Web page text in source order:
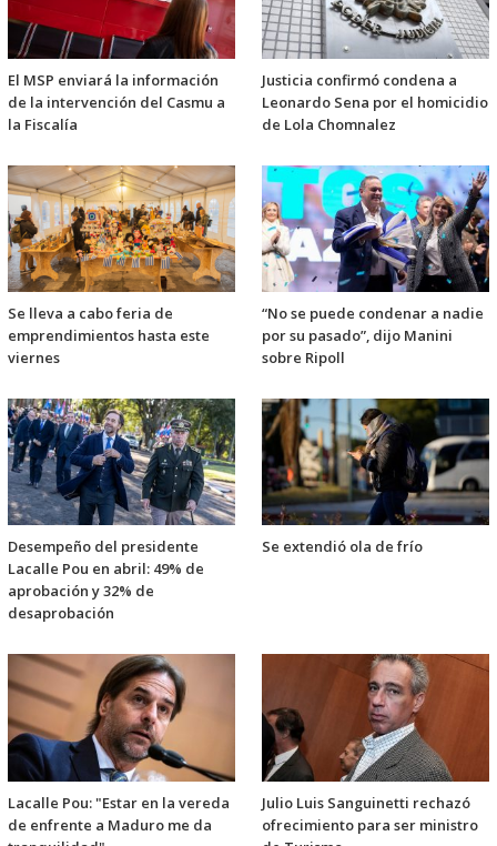
El MSP enviará la información
de la intervención del Casmu a
la Fiscalía
Justicia confirmó condena a
Leonardo Sena por el homicidio
de Lola Chomnalez
Se lleva a cabo feria de
emprendimientos hasta este
viernes
“No se puede condenar a nadie
por su pasado”, dijo Manini
sobre Ripoll
Desempeño del presidente
Lacalle Pou en abril: 49% de
aprobación y 32% de
desaprobación
Se extendió ola de frío
Lacalle Pou: "Estar en la vereda
de enfrente a Maduro me da
Julio Luis Sanguinetti rechazó
ofrecimiento para ser ministro